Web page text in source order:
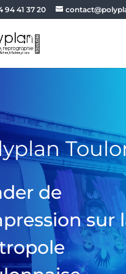
94 41 37 20
de
sur